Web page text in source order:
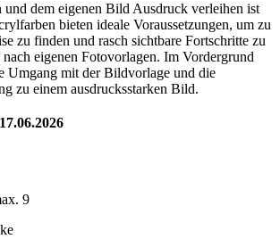
und dem eigenen Bild Ausdruck verleihen ist
bieten ideale Voraussetzungen, um zu
zu finden und rasch sichtbare Fortschritte zu
eigenen Fotovorlagen. Im Vordergrund
Umgang mit der Bildvorlage und die
zu einem ausdrucksstarken Bild.
9